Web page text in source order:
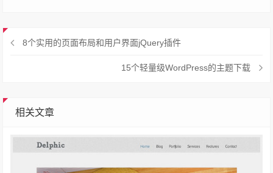
8个实用的页面布局和用户界面jQuery插件
15个轻量级WordPress的主题下载
相关文章